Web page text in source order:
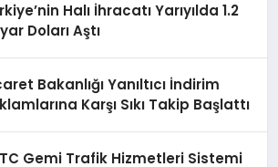
Halı İhracatı Yarıyılda 1.2
Doları Aştı
Bakanlığı Yanıltıcı İndirim
Karşı Sıkı Takip Başlattı
Gemi Trafik Hizmetleri Sistemi